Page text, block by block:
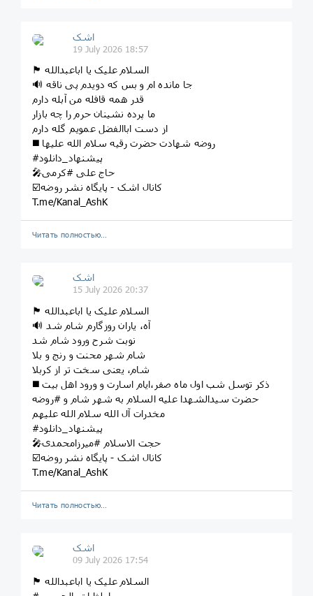
اشک
19 July 2026 18:57
🏴 السلام علیک یا اباعبدالله
🔊 جا مانده ام و بس که دویدم پی ناقه
قدر همه قافله من آبله دارم
ما پرده نشینان حرم را چه بازار
از دست اباالفضل عمویم گله دارم
◼️ روضه شهادت حضرت رقیه سلام الله علیها
#پیشنهاد_دانلود
🎤حاج علی #کرمی
☑️کانال اشک - پایگاه نشر روضه
T.me/Kanal_AshK
Читать полностью…
اشک
15 July 2026 20:37
🏴 السلام علیک یا اباعبدالله
🔊 آه، یاران روزگارم شام شد
نوبت شرح ورود شام شد
شام شهر محنت و رنج و بلا
شام، یعنی سخت تر از کربلا
◼️ ذکر توسل شب اول ماه صفر،ایام اسارت و ورود اهل بیت
حضرت سیدالشهدا علیه السلام به شهر شام و #روضه
مخدرات آل الله سلام الله علیهم
#پیشنهاد_دانلود
🎤حجت الاسلام #میرزامحمدی
☑️کانال اشک - پایگاه نشر روضه
T.me/Kanal_AshK
Читать полностью…
اشک
09 July 2026 17:54
🏴 السلام علیک یا اباعبدالله